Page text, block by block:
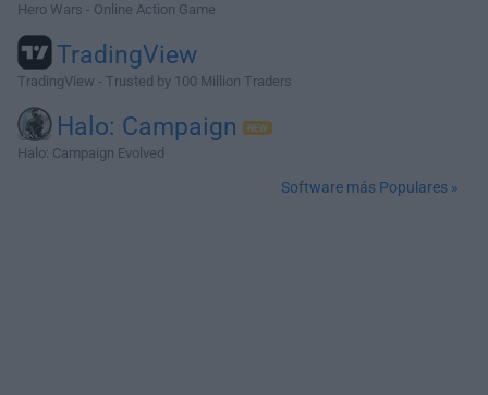
Hero Wars - Online Action Game
TradingView
TradingView - Trusted by 100 Million Traders
Halo: Campaign
Halo: Campaign Evolved
Software más Populares »